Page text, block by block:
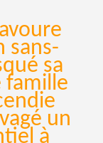
sans-
sa
famille
un
à